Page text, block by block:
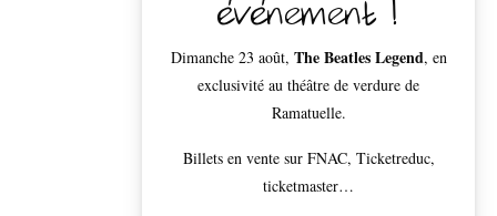
événement !
Dimanche 23 août, The Beatles Legend, en
exclusivité au théâtre de verdure de
Ramatuelle.
Billets en vente sur FNAC, Ticketreduc,
ticketmaster…